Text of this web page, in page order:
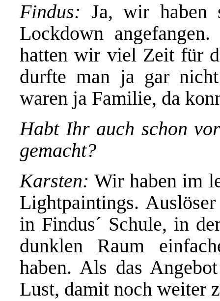
Findus: Ja, wir haben
Lockdown
hatten wir viel Zeit für
durfte man ja gar
waren ja Familie, da
Habt Ihr auch schon
gemacht?
Karsten:Wir haben im
Lightpaintings.
in Findus´ Schule, in
dunklen Raum
haben. Als das
Lust, damit noch weiter